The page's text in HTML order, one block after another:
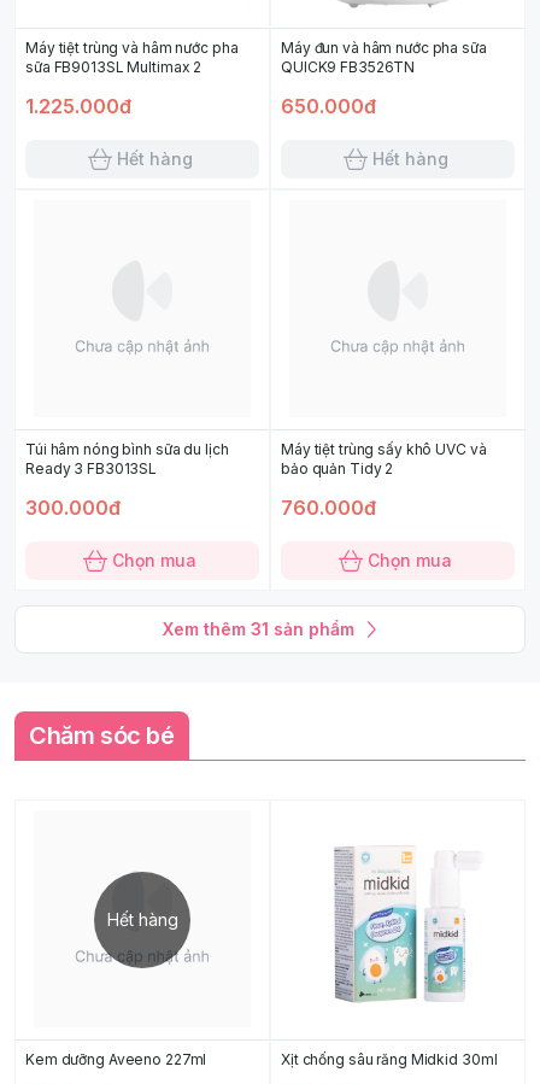
Máy tiệt trùng và hâm nước pha
sữa FB9013SL Multimax 2
1.225.000đ
Hết hàng
Máy đun và hâm nước pha sữa
QUICK9 FB3526TN
650.000đ
Hết hàng
Túi hâm nóng bình sữa du lịch
Ready 3 FB3013SL
300.000đ
Chọn mua
Máy tiệt trùng sấy khô UVC và
bảo quản Tidy 2
760.000đ
Chọn mua
Xem thêm 31 sản phẩm
Chăm sóc bé
Hết hàng
Kem dưỡng Aveeno 227ml Xịt chống sâu răng Midkid 30ml